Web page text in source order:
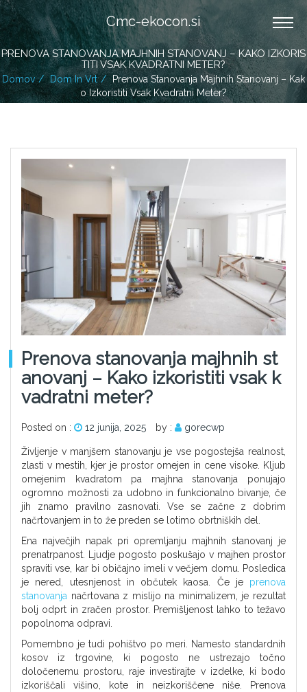
Cmc-ekocon.si
PRENOVA STANOVANJA MAJHNIH STANOVANJ – KAKO IZKORIS
TITI VSAK KVADRATNI METER?
Domov Dom In Vrt
Prenova Stanovanja Majhnih Stanovanj – Kak
O Izkoristiti Vsak Kvadratni Meter?
Prenova stanovanja majhnih st
anovanj – Kako izkoristiti vsak k
vadratni meter?
Posted on : 12 junija, 2025 by : gorecwp
Življenje v manjšem stanovanju je vse pogostejša realnost,
zlasti v mestih, kjer je prostor omejen in cene visoke. Kljub
omejenim kvadratom pa majhna stanovanja ponujajo
ogromno možnosti za udobno in funkcionalno bivanje, če
jih znamo pravilno zasnovati. Vse se začne z dobrim
načrtovanjem in to že preden se lotimo obrtniških del.
Ena največjih napak pri opremljanju majhnih stanovanj je
prenatrpanost. Ljudje pogosto poskušajo v majhen prostor
spraviti vse, kar bi običajno imeli v večjem domu. Posledica
je nered, utesnjenost in občutek kaosa. Če je prenova
stanovanja načrtovana z mislijo na minimalizem, je rezultat
bolj odprt in zračen prostor. Premišljenost lahko to težavo
popolnoma odpravi.
Pomembno je tudi pohištvo po meri. Namesto standardnih
kosov iz trgovine, ki pogosto ne ustrezajo točno
določenemu prostoru, raje investirajte v izdelke, ki bodo
izkoriščali višino, kote in neizkoriščene niše. Prenova